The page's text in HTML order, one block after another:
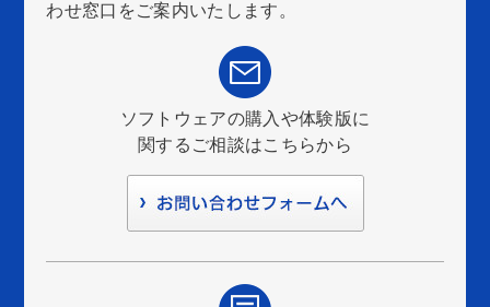
わせ窓口をご案内いたします。
ソフトウェアの購入や体験版に
関するご相談はこちらから